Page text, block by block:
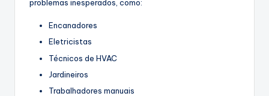
problemas inesperados, como:
Encanadores
Eletricistas
Técnicos de HVAC
Jardineiros
Trabalhadores manuais